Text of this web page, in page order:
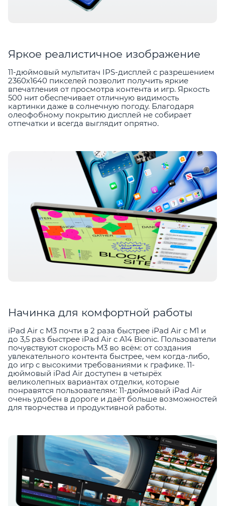
Яркое реалистичное изображение
11-дюймовый мультитач IPS-дисплей с разрешением
2360х1640 пикселей позволит получить яркие
впечатления от просмотра контента и игр. Яркость
500 нит обеспечивает отличную видимость
картинки даже в солнечную погоду. Благодаря
олеофобному покрытию дисплей не собирает
отпечатки и всегда выглядит опрятно.
Начинка для комфортной работы
iPad Air с M3 почти в 2 раза быстрее iPad Air с M1 и
до 3,5 раз быстрее iPad Air с A14 Bionic. Пользователи
почувствуют скорость M3 во всём: от создания
увлекательного контента быстрее, чем когда-либо,
до игр с высокими требованиями к графике. 11-
дюймовый iPad Air доступен в четырёх
великолепных вариантах отделки, которые
понравятся пользователям: 11-дюймовый iPad Air
очень удобен в дороге и даёт больше возможностей
для творчества и продуктивной работы.